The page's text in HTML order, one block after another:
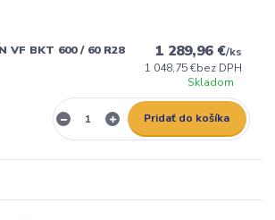
VF BKT 600 / 60 R28 1 289,96 €/ks
1 048,75 €bez DPH
Skladom
Pridať do košíka